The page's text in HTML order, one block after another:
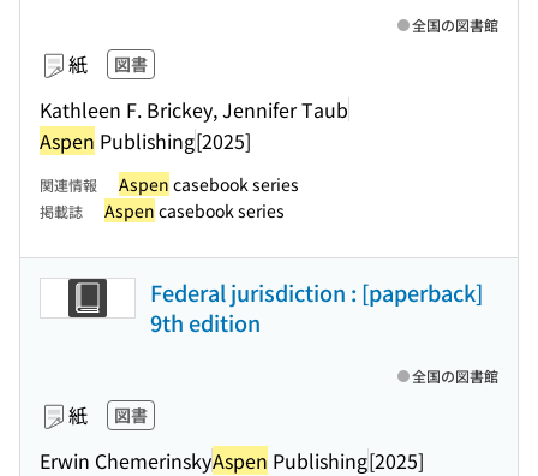
紙 図書
Kathleen F. Brickey, Jennifer Taub
Aspen Publishing[2025]
全国の図書館
関連情報 Aspen casebook series
掲載誌 Aspen casebook series
Federal jurisdiction : [paperback]
9th edition
紙 図書
Erwin ChemerinskyAspen Publishing[2025]
全国の図書館